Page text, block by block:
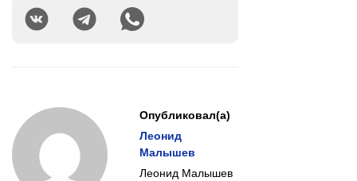
Опубликовал(а)
Леонид
Малышев
Леонид Малышев